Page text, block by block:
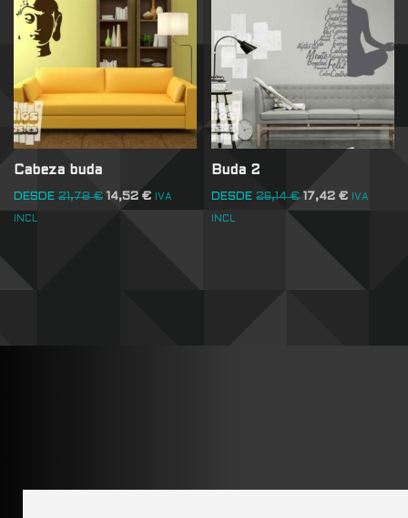
Cabeza buda
DESDE 21,78€ 14,52 € IVA
INCL
Buda 2
DESDE 26,14€ 17,42€ IVA
INCL